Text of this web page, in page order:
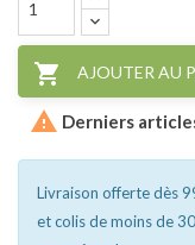
 AJOUTER AU
 Derniers
Livraison offerte dès
et colis de moins de